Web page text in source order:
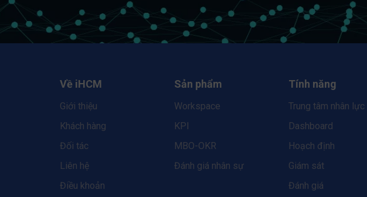
Về iHCM
Giới thiệu
Khách hàng
Đối tác
Liên hệ
Điều khoản
Sản phẩm
Workspace
KPI
MBO-OKR
Đánh giá nhân sự
Tính năng
Trung tâm nhân lực
Dashboard
Hoạch định
Giám sát
Đánh giá